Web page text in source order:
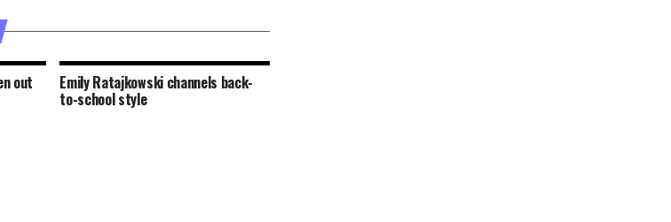
out Emily Ratajkowski channels back-
to-school style